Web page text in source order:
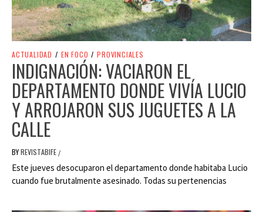
ACTUALIDAD / EN FOCO / PROVINCIALES
INDIGNACIÓN: VACIARON EL
DEPARTAMENTO DONDE VIVÍA LUCIO
Y ARROJARON SUS JUGUETES A LA
CALLE
BYREVISTABIFE /
Este jueves desocuparon el departamento donde habitaba Lucio
cuando fue brutalmente asesinado. Todas su pertenencias